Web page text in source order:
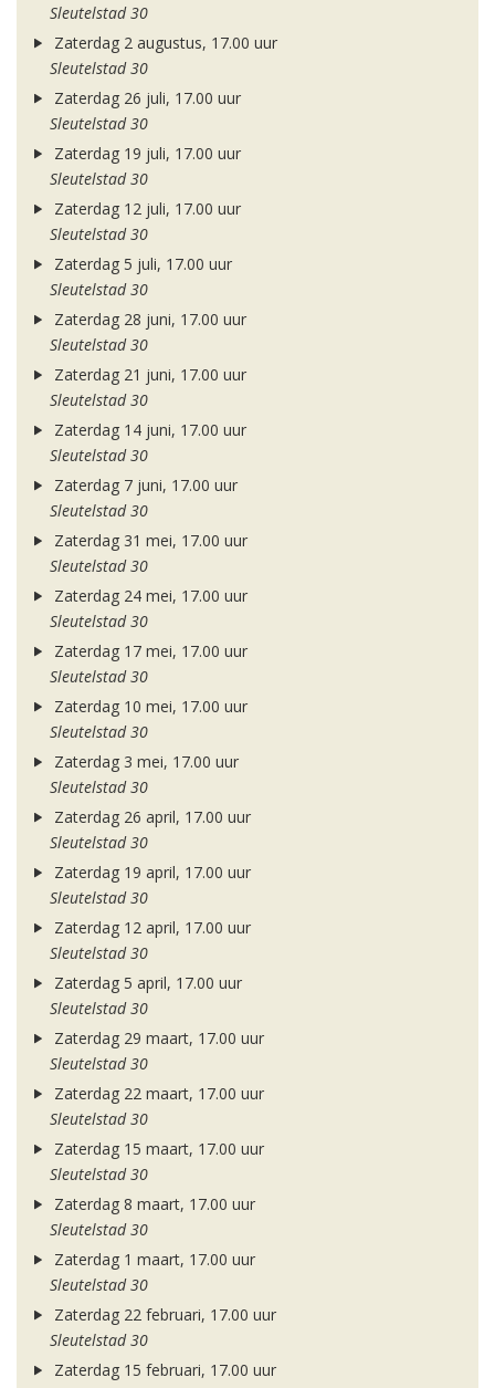
Sleutelstad 30
Zaterdag 2 augustus, 17.00 uur
Sleutelstad 30
Zaterdag 26 juli, 17.00 uur
Sleutelstad 30
Zaterdag 19 juli, 17.00 uur
Sleutelstad 30
Zaterdag 12 juli, 17.00 uur
Sleutelstad 30
Zaterdag 5 juli, 17.00 uur
Sleutelstad 30
Zaterdag 28 juni, 17.00 uur
Sleutelstad 30
Zaterdag 21 juni, 17.00 uur
Sleutelstad 30
Zaterdag 14 juni, 17.00 uur
Sleutelstad 30
Zaterdag 7 juni, 17.00 uur
Sleutelstad 30
Zaterdag 31 mei, 17.00 uur
Sleutelstad 30
Zaterdag 24 mei, 17.00 uur
Sleutelstad 30
Zaterdag 17 mei, 17.00 uur
Sleutelstad 30
Zaterdag 10 mei, 17.00 uur
Sleutelstad 30
Zaterdag 3 mei, 17.00 uur
Sleutelstad 30
Zaterdag 26 april, 17.00 uur
Sleutelstad 30
Zaterdag 19 april, 17.00 uur
Sleutelstad 30
Zaterdag 12 april, 17.00 uur
Sleutelstad 30
Zaterdag 5 april, 17.00 uur
Sleutelstad 30
Zaterdag 29 maart, 17.00 uur
Sleutelstad 30
Zaterdag 22 maart, 17.00 uur
Sleutelstad 30
Zaterdag 15 maart, 17.00 uur
Sleutelstad 30
Zaterdag 8 maart, 17.00 uur
Sleutelstad 30
Zaterdag 1 maart, 17.00 uur
Sleutelstad 30
Zaterdag 22 februari, 17.00 uur
Sleutelstad 30
Zaterdag 15 februari, 17.00 uur